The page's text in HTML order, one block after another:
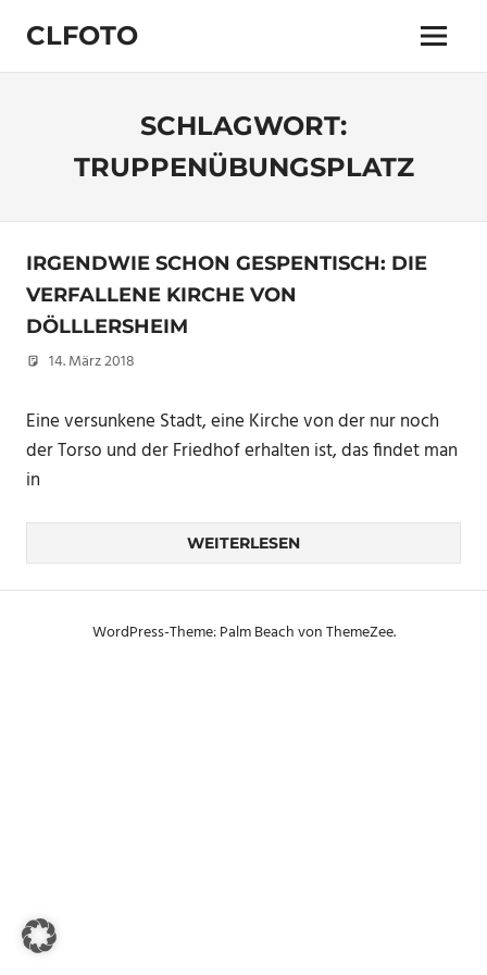
Inhalt
springen
CLFOTO
Fotograf
Oberösterreich
Menü
SCHLAGWORT:
TRUPPENÜBUNGSPLATZ
IRGENDWIE SCHON GESPENTISCH: DIE
VERFALLENE KIRCHE VON
DÖLLLERSHEIM
14. März 2018
Eine versunkene Stadt, eine Kirche von der nur noch
der Torso und der Friedhof erhalten ist, das findet man
in
WEITERLESEN
WordPress-Theme: Palm Beach von ThemeZee.